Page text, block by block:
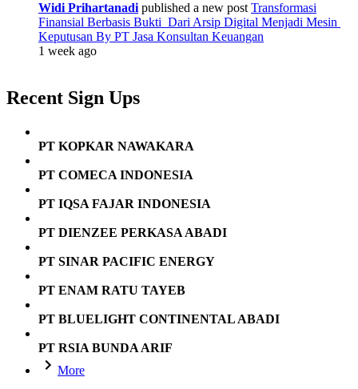
Widi Prihartanadi published a new post Transformasi
Finansial Berbasis Bukti Dari Arsip Digital Menjadi Mesin
Keputusan By PT Jasa Konsultan Keuangan
1 week ago
Recent Sign Ups
PT KOPKAR NAWAKARA
PT COMECA INDONESIA
PT IQSA FAJAR INDONESIA
PT DIENZEE PERKASA ABADI
PT SINAR PACIFIC ENERGY
PT ENAM RATU TAYEB
PT BLUELIGHT CONTINENTAL ABADI
PT RSIA BUNDA ARIF
More